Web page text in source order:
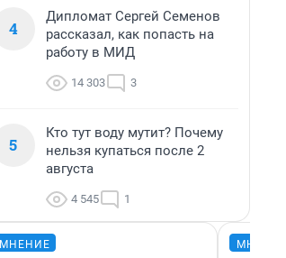
4
Дипломат Сергей Семенов
рассказал, как попасть на
работу в МИД
14 303 3
5
Кто тут воду мутит? Почему
нельзя купаться после 2
августа
4 545 1
МНЕНИЕ